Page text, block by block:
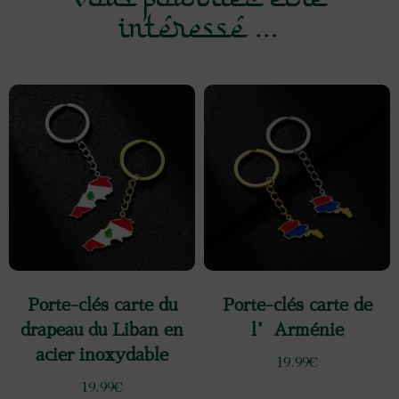
intéressé ...
Porte-clés carte du
drapeau du Liban en
acier inoxydable
19.99€
Porte-clés carte de
l’Arménie
19.99€